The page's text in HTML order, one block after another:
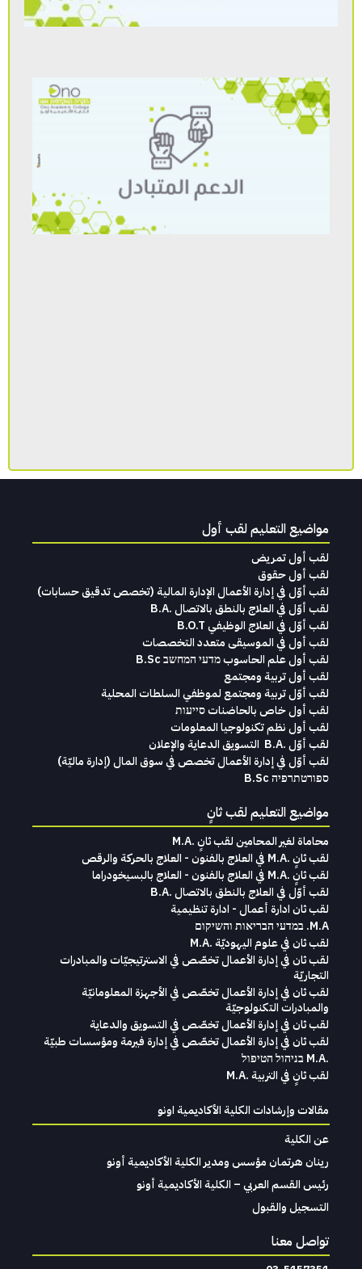
مواضيع التعليم لقب أول
لقب أول تمريض
لقب أول حقوق
لقب‭ ‬أوّل‭ ‬في‭ ‬إدارة‭ ‬الأعمال الإدارة‭ ‬المالية (تخصص‭ ‬تدقيق‭ ‬حسابات)‬
لقب أوّل في العلاج بالنطق بالاتصال .B.A
لقب أوّل في العلاج الوظيفي B.O.T
لقب‭ ‬أول في‭ ‬الموسيقى‭ ‬متعدد‭ ‬التخصصات‭
لقب أول علم الحاسوب מדעי המחשב B.Sc
لقب أول تربية ومجتمع
لقب أوّل تربية ومجتمع لموظفي السلطات المحلية
لقب أول خاص بالحاضنات סייעות
لقب أول نظم تكنولوجيا المعلومات
لقب‭ ‬أوّل .‭ ‬B.A التسويق‭ ‬الدعاية‭ ‬والإعلان
لقب‭ ‬أوّل‭ ‬في‭ ‬إدارة‭ ‬الأعمال تخصص‭ ‬في‭ ‬سوق‭ ‬المال ‭)‬إدارة‭ ‬ماليّة‭ (
ספורטתרפיה B.Sc
مواضيع التعليم لقب ثانٍ
محاماة‭ ‬لغير‭ ‬المحامين لقب‭ ‬ثانٍ .‭ ‬M.A
لقب ثانٍ .M.A في العلاج بالفنون - العلاج بالحركة والرقص
لقب ثانٍ .M.A في العلاج بالفنون - العلاج بالبسيخودراما
لقب أوّل في العلاج بالنطق بالاتصال .B.A
لقب ثان ادارة أعمال - ادارة تنظيمية
M.A. במדעי הבריאות והשיקום
لقب ثان في علوم اليهوديّة .M.A
لقب ثان في إدارة الأعمال تخصّص في الاسترتيجيّات والمبادرات
التجاريّة
لقب ثان في إدارة الأعمال تخصّص في الأجهزة المعلومانيّة
والمبادرات التكنولوجيّة
لقب ثان في إدارة الأعمال تخصّص في التسويق والدعاية
لقب ثان في إدارة الأعمال تخصّص في إدارة فيرمة ومؤسسات طبيّة
.M.A בניהול הטיפול
لقب ثانٍ في التربية .M.A
مقالات وإرشادات الكلية الأكاديمية اونو
عن الكلية
رينان هرتمان مؤسس ومدير الكلية الأكاديمية أونو
رئيس القسم العربي – الكلية الأكاديمية أونو
التسجيل والقبول
تواصل معنا